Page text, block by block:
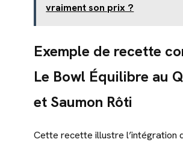
vraiment son prix ?
Exemple de recette
Le Bowl Équilibre au
et Saumon Rôti
Cette recette illustre l’intégration